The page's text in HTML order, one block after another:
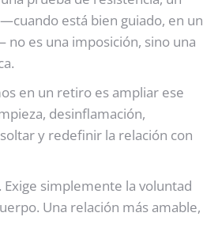
está bien guiado, en un
no es una imposición, sino una
en un retiro es ampliar ese
desinflamación,
y redefinir la relación con
simplemente la voluntad
Una relación más amable,